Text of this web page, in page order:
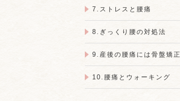
7.ストレスと腰痛
8.ぎっくり腰の対処法
9.産後の腰痛には骨盤矯正
10.腰痛とウォーキング